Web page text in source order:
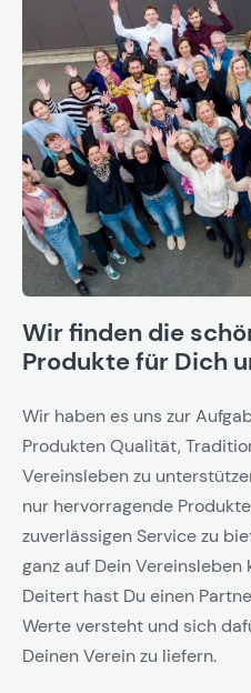
Wir finden die
Produkte für Dich
Wir haben es uns zur
Produkten Qualität,
Vereinsleben zu
nur hervorragende
zuverlässigen Service zu
ganz auf Dein
Deitert hast Du einen
Werte versteht und sich
Deinen Verein zu liefern.